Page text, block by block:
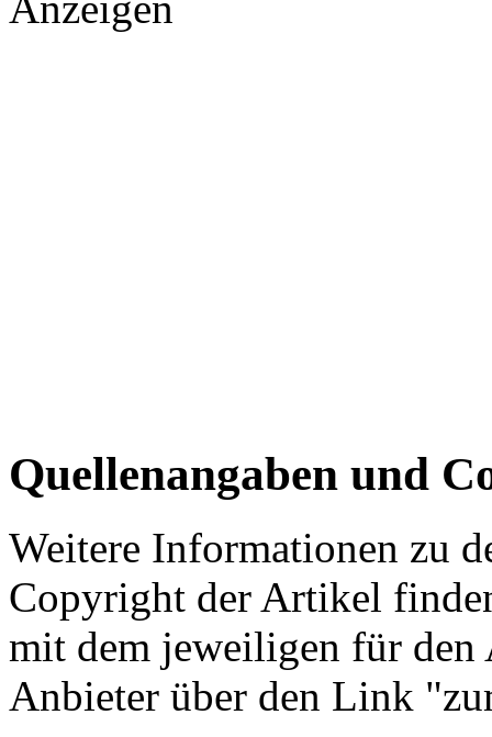
Quellenangaben und
Weitere Informationen zu
Copyright der Artikel
mit dem jeweiligen für
Anbieter über den Link